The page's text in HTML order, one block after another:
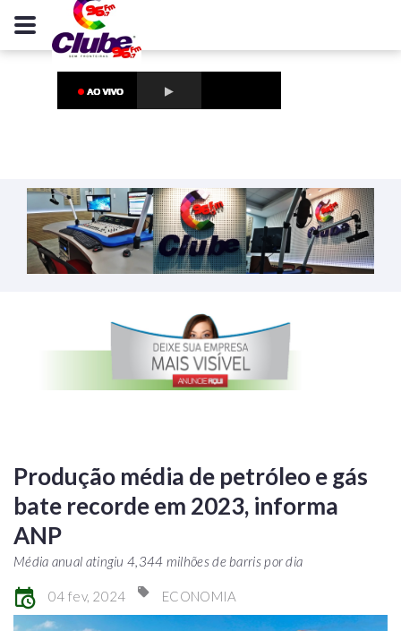
Produção média de petróleo e gás
bate recorde em 2023, informa
ANP
Média anual atingiu 4,344 milhões de barris por dia
04 fev, 2024 ECONOMIA